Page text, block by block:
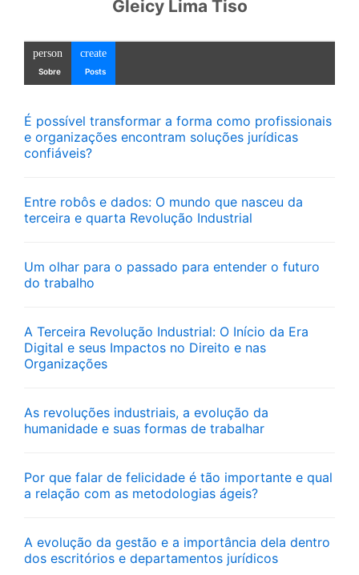
Gleicy Lima Tiso
person
Sobre
create
Posts
É possível transformar a forma como profissionais
e organizações encontram soluções jurídicas
confiáveis?
Entre robôs e dados: O mundo que nasceu da
terceira e quarta Revolução Industrial
Um olhar para o passado para entender o futuro
do trabalho
A Terceira Revolução Industrial: O Início da Era
Digital e seus Impactos no Direito e nas
Organizações
As revoluções industriais, a evolução da
humanidade e suas formas de trabalhar
Por que falar de felicidade é tão importante e qual
a relação com as metodologias ágeis?
A evolução da gestão e a importância dela dentro
dos escritórios e departamentos jurídicos